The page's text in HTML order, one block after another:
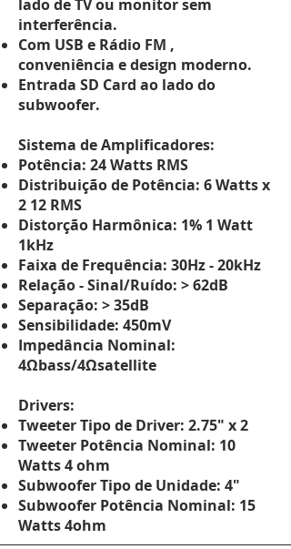
lado de TV ou monitor sem
interferência.
Com USB e Rádio FM ,
conveniência e design moderno.
Entrada SD Card ao lado do
subwoofer.
Sistema de Amplificadores:
Potência: 24 Watts RMS
Distribuição de Potência: 6 Watts x
2 12 RMS
Distorção Harmônica: 1% 1 Watt
1kHz
Faixa de Frequência: 30Hz - 20kHz
Relação - Sinal/Ruído: > 62dB
Separação: > 35dB
Sensibilidade: 450mV
Impedância Nominal:
4Ωbass/4Ωsatellite
Drivers:
Tweeter Tipo de Driver: 2.75" x 2
Tweeter Potência Nominal: 10
Watts 4 ohm
Subwoofer Tipo de Unidade: 4"
Subwoofer Potência Nominal: 15
Watts 4ohm